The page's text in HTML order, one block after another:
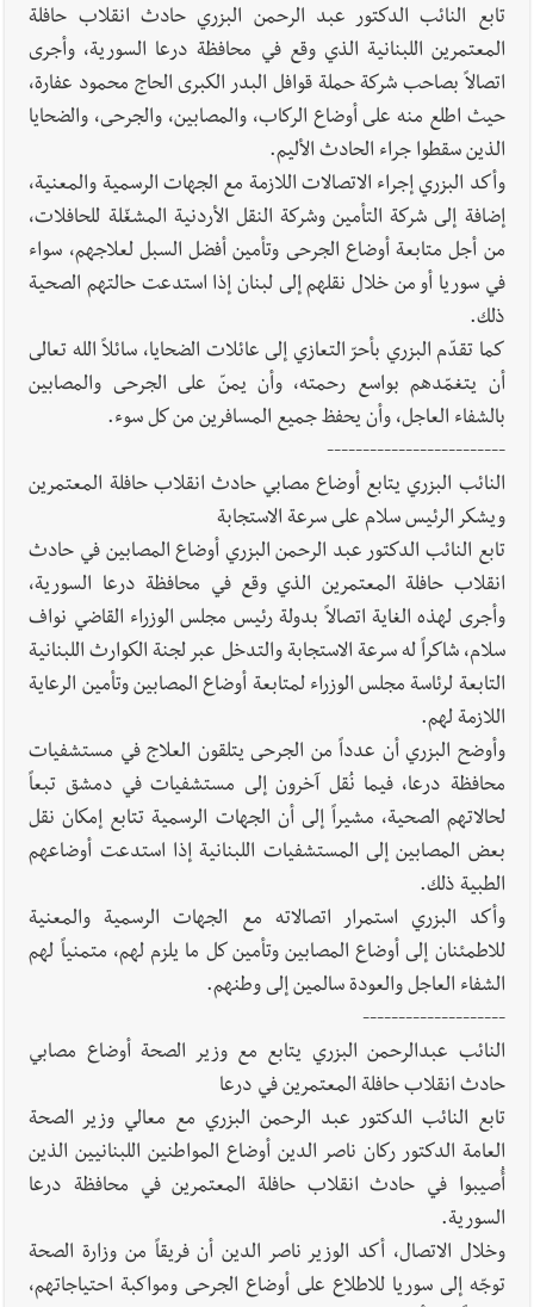
تابع النائب الدكتور عبد الرحمن البزري حادث انقلاب حافلة
المعتمرين اللبنانية الذي وقع في محافظة درعا السورية، وأجرى
اتصالاً بصاحب شركة حملة قوافل البدر الكبرى الحاج محمود عفارة،
حيث اطلع منه على أوضاع الركاب، والمصابين، والجرحى، والضحايا
الذين سقطوا جراء الحادث الأليم.
وأكد البزري إجراء الاتصالات اللازمة مع الجهات الرسمية والمعنية،
إضافة إلى شركة التأمين وشركة النقل الأردنية المشغّلة للحافلات،
من أجل متابعة أوضاع الجرحى وتأمين أفضل السبل لعلاجهم، سواء
في سوريا أو من خلال نقلهم إلى لبنان إذا استدعت حالتهم الصحية
ذلك.
كما تقدّم البزري بأحرّ التعازي إلى عائلات الضحايا، سائلاً الله تعالى
أن يتغمّدهم بواسع رحمته، وأن يمنّ على الجرحى والمصابين
بالشفاء العاجل، وأن يحفظ جميع المسافرين من كل سوء.
-------------------------
النائب البزري يتابع أوضاع مصابي حادث انقلاب حافلة المعتمرين
ويشكر الرئيس سلام على سرعة الاستجابة
تابع النائب الدكتور عبد الرحمن البزري أوضاع المصابين في حادث
انقلاب حافلة المعتمرين الذي وقع في محافظة درعا السورية،
وأجرى لهذه الغاية اتصالاً بدولة رئيس مجلس الوزراء القاضي نواف
سلام، شاكراً له سرعة الاستجابة والتدخل عبر لجنة الكوارث اللبنانية
التابعة لرئاسة مجلس الوزراء لمتابعة أوضاع المصابين وتأمين الرعاية
اللازمة لهم.
وأوضح البزري أن عدداً من الجرحى يتلقون العلاج في مستشفيات
محافظة درعا، فيما نُقل آخرون إلى مستشفيات في دمشق تبعاً
لحالاتهم الصحية، مشيراً إلى أن الجهات الرسمية تتابع إمكان نقل
بعض المصابين إلى المستشفيات اللبنانية إذا استدعت أوضاعهم
الطبية ذلك.
وأكد البزري استمرار اتصالاته مع الجهات الرسمية والمعنية
للاطمئنان إلى أوضاع المصابين وتأمين كل ما يلزم لهم، متمنياً لهم
الشفاء العاجل والعودة سالمين إلى وطنهم.
--------------------
النائب عبدالرحمن البزري يتابع مع وزير الصحة أوضاع مصابي
حادث انقلاب حافلة المعتمرين في درعا
تابع النائب الدكتور عبد الرحمن البزري مع معالي وزير الصحة
العامة الدكتور ركان ناصر الدين أوضاع المواطنين اللبنانيين الذين
أُصيبوا في حادث انقلاب حافلة المعتمرين في محافظة درعا
السورية.
وخلال الاتصال، أكد الوزير ناصر الدين أن فريقاً من وزارة الصحة
توجّه إلى سوريا للاطلاع على أوضاع الجرحى ومواكبة احتياجاتهم،